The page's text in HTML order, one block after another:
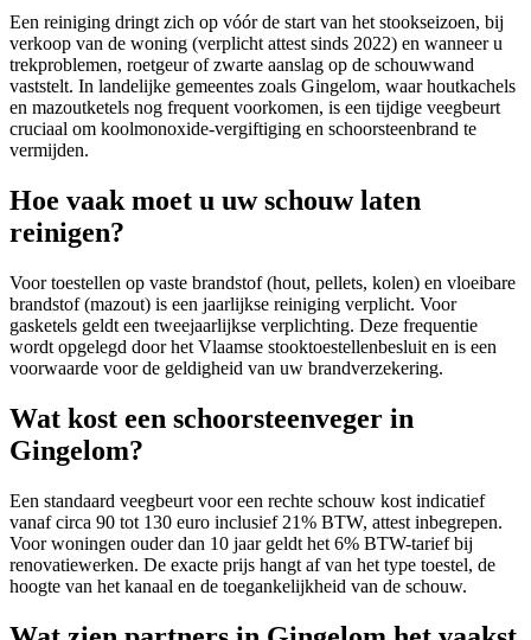
Een reiniging dringt zich op vóór de start van het stookseizoen, bij
verkoop van de woning (verplicht attest sinds 2022) en wanneer u
trekproblemen, roetgeur of zwarte aanslag op de schouwwand
vaststelt. In landelijke gemeentes zoals Gingelom, waar houtkachels
en mazoutketels nog frequent voorkomen, is een tijdige veegbeurt
cruciaal om koolmonoxide-vergiftiging en schoorsteenbrand te
vermijden.
Hoe vaak moet u uw schouw laten
reinigen?
Voor toestellen op vaste brandstof (hout, pellets, kolen) en vloeibare
brandstof (mazout) is een jaarlijkse reiniging verplicht. Voor
gasketels geldt een tweejaarlijkse verplichting. Deze frequentie
wordt opgelegd door het Vlaamse stooktoestellenbesluit en is een
voorwaarde voor de geldigheid van uw brandverzekering.
Wat kost een schoorsteenveger in
Gingelom?
Een standaard veegbeurt voor een rechte schouw kost indicatief
vanaf circa 90 tot 130 euro inclusief 21% BTW, attest inbegrepen.
Voor woningen ouder dan 10 jaar geldt het 6% BTW-tarief bij
renovatiewerken. De exacte prijs hangt af van het type toestel, de
hoogte van het kanaal en de toegankelijkheid van de schouw.